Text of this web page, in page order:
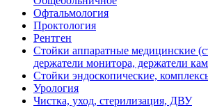
Офтальмология
Проктология
Рентген
Стойки аппаратные медицинские
держатели монитора, держатели
Стойки эндоскопические,
Урология
Чистка, уход, стерилизация, ДВУ